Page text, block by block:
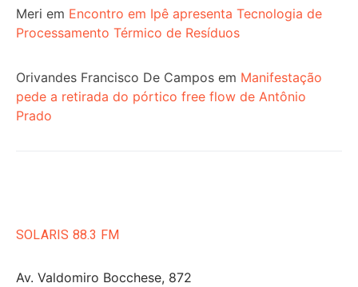
Meri em Encontro em Ipê apresenta Tecnologia de
Processamento Térmico de Resíduos
Orivandes Francisco De Campos em Manifestação
pede a retirada do pórtico free flow de Antônio
Prado
SOLARIS 88.3 FM
Av. Valdomiro Bocchese, 872